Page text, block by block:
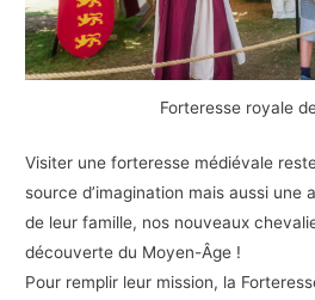
Forteresse royale
Visiter une forteresse médiévale
source d’imagination mais aussi une
de leur famille, nos nouveaux
découverte du Moyen-Âge !
Pour remplir leur mission, la